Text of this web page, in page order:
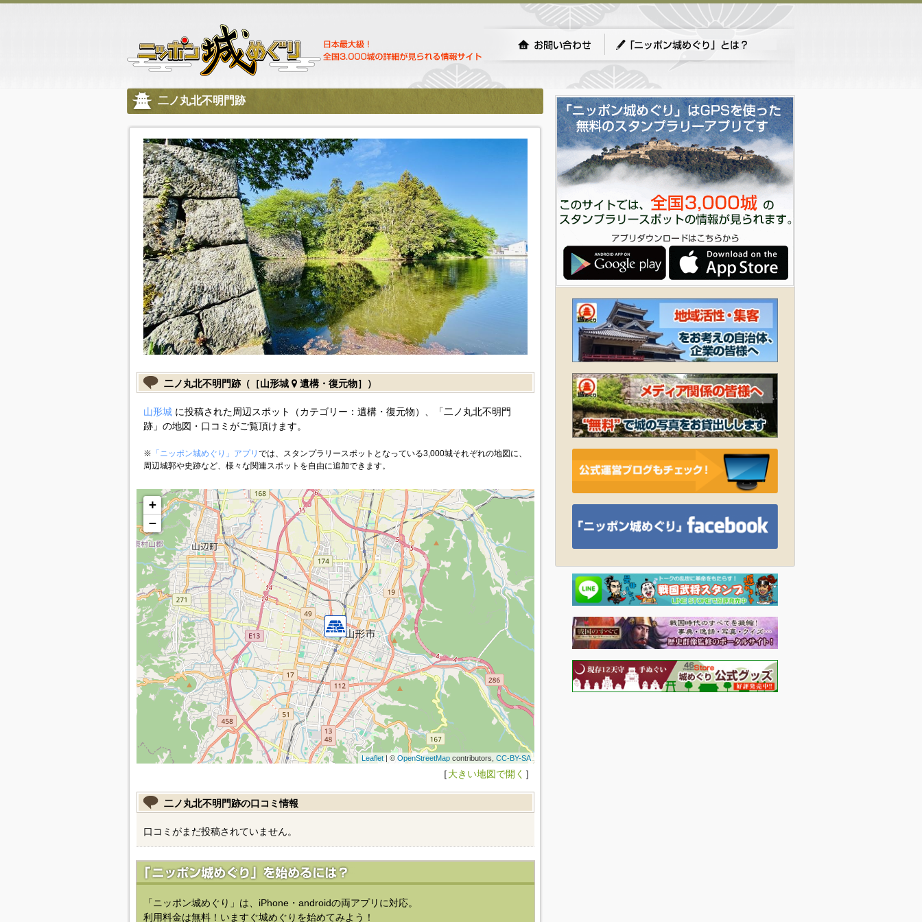
二ノ丸北不明門跡
二ノ丸北不明門跡（［山形城 遺構・復元物］）
山形城に投稿された周辺スポット（カテゴリー：遺構・復元物）、「二ノ丸北不明門
跡」の地図・口コミがご覧頂けます。
※ 「ニッポン城めぐり」アプリ では、スタンプラリースポットとなっている3,000城それぞれの地図に、
周辺城郭や史跡など、様々な関連スポットを自由に追加できます。
+
−
Leaflet| © OpenStreetMapcontributors, CC-BY-SA
［大きい地図で開く ］
二ノ丸北不明門跡の口コミ情報
口コミがまだ投稿されていません。
「ニッポン城めぐり」は、iPhone・androidの両アプリに対応。
利用料金は無料！いますぐ城めぐりを始めてみよう！